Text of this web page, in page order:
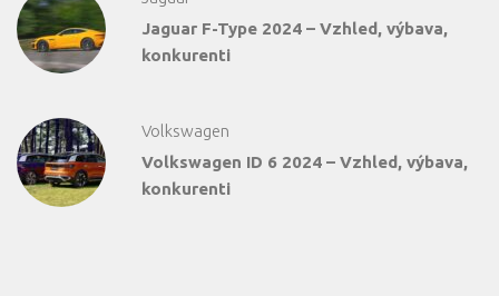
Jaguar F-Type 2024 – Vzhled, výbava,
konkurenti
Volkswagen
Volkswagen ID 6 2024 – Vzhled, výbava,
konkurenti